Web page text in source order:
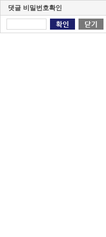
댓글 비밀번호확인